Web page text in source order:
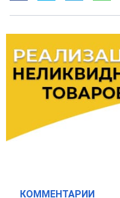
КОММЕНТАРИИ